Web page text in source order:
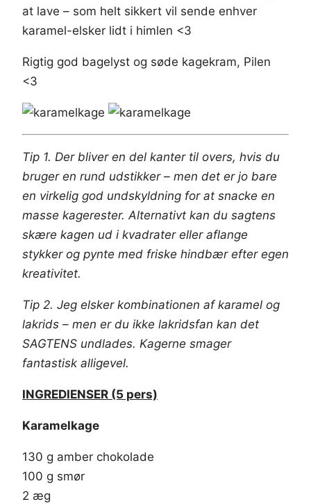
at lave – som helt sikkert vil sende enhver
karamel-elsker lidt i himlen <3
Rigtig god bagelyst og søde kagekram, Pilen
<3
Tip 1. Der bliver en del kanter til overs, hvis du
bruger en rund udstikker – men det er jo bare
en virkelig god undskyldning for at snacke en
masse kagerester. Alternativt kan du sagtens
skære kagen ud i kvadrater eller aflange
stykker og pynte med friske hindbær efter egen
kreativitet.
Tip 2. Jeg elsker kombinationen af karamel og
lakrids – men er du ikke lakridsfan kan det
SAGTENS undlades. Kagerne smager
fantastisk alligevel.
INGREDIENSER (5 pers)
Karamelkage
130 g amber chokolade
100 g smør
2 æg